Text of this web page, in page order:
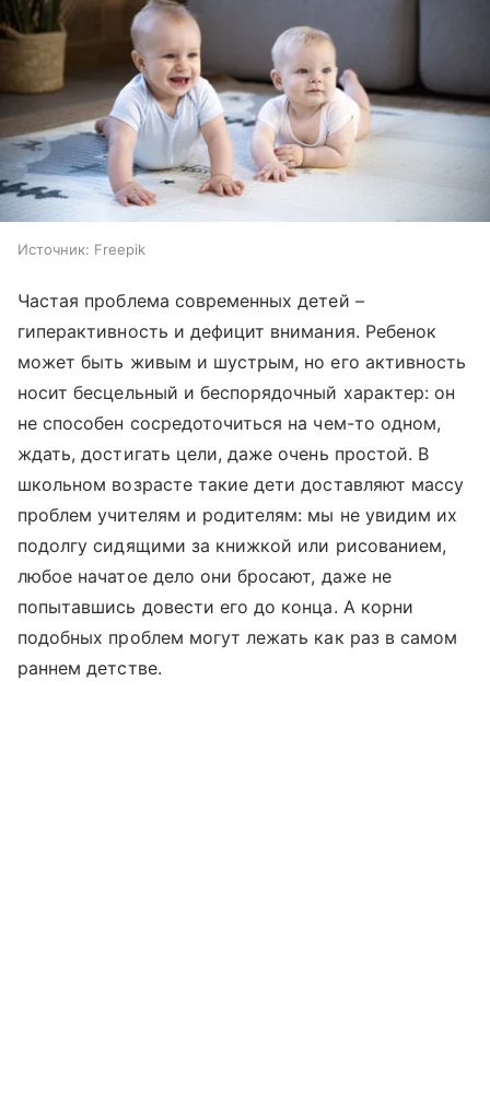
Источник: Freepik
Частая проблема современных детей –
гиперактивность и дефицит внимания. Ребенок
может быть живым и шустрым, но его активность
носит бесцельный и беспорядочный характер: он
не способен сосредоточиться на чем-то одном,
ждать, достигать цели, даже очень простой. В
школьном возрасте такие дети доставляют массу
проблем учителям и родителям: мы не увидим их
подолгу сидящими за книжкой или рисованием,
любое начатое дело они бросают, даже не
попытавшись довести его до конца. А корни
подобных проблем могут лежать как раз в самом
раннем детстве.